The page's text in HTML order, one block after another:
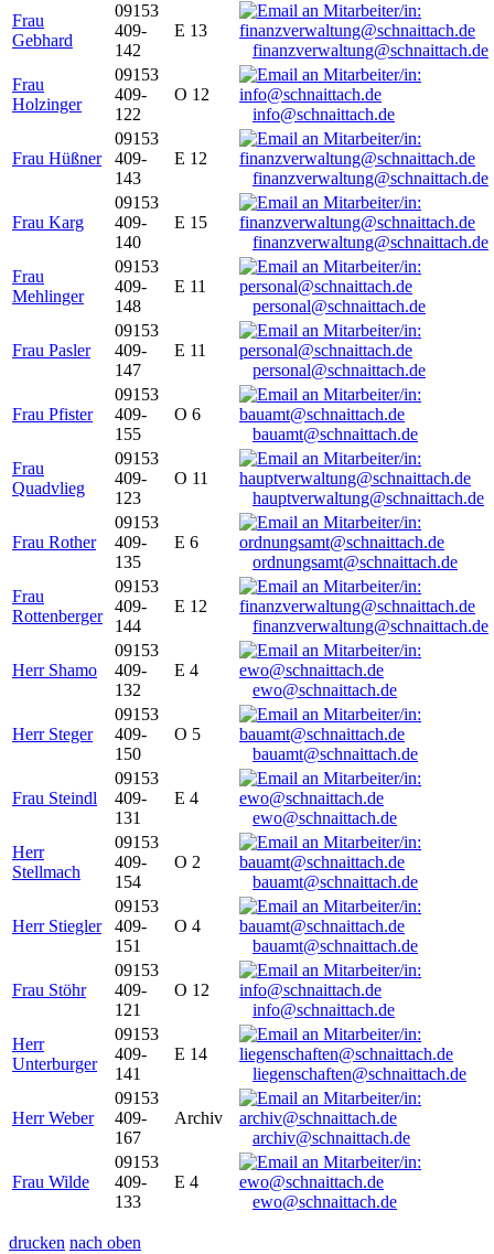
Frau
Gebhard
09153
409-
142
E 13
finanzverwaltung@schnaittach.de
Frau
Holzinger
09153
409-
122
O 12
info@schnaittach.de
Frau Hüßner
09153
409-
143
E 12
finanzverwaltung@schnaittach.de
Frau Karg
09153
409-
140
E 15
finanzverwaltung@schnaittach.de
Frau
Mehlinger
09153
409-
148
E 11
personal@schnaittach.de
Frau Pasler
09153
409-
147
E 11
personal@schnaittach.de
Frau Pfister
09153
409-
155
O 6
bauamt@schnaittach.de
Frau
Quadvlieg
09153
409-
123
O 11
hauptverwaltung@schnaittach.de
Frau Rother
09153
409-
135
E 6
ordnungsamt@schnaittach.de
Frau
Rottenberger
09153
409-
144
E 12
finanzverwaltung@schnaittach.de
Herr Shamo
09153
409-
132
E 4
ewo@schnaittach.de
Herr Steger
09153
409-
150
O 5
bauamt@schnaittach.de
Frau Steindl
09153
409-
131
E 4
ewo@schnaittach.de
Herr
Stellmach
09153
409-
154
O 2
bauamt@schnaittach.de
Herr Stiegler
09153
409-
151
O 4
bauamt@schnaittach.de
Frau Stöhr
09153
409-
121
O 12
info@schnaittach.de
Herr
Unterburger
09153
409-
141
E 14
liegenschaften@schnaittach.de
Herr Weber
09153
409-
167
Archiv
archiv@schnaittach.de
Frau Wilde
09153
409-
133
E 4
ewo@schnaittach.de
drucken nach oben